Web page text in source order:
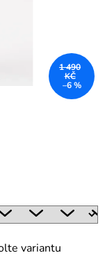
variantu
1 490
KČ
–6 %